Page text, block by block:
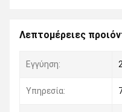
Λεπτομέρειες
Εγγύηση:
Υπηρεσία: